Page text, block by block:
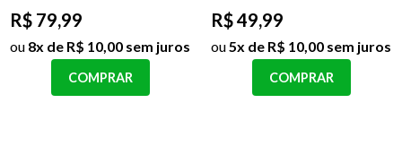
R$ 79,99
ou 8x de R$ 10,00 sem juros
COMPRAR
R$ 49,99
ou 5x de R$ 10,00 sem juros
COMPRAR